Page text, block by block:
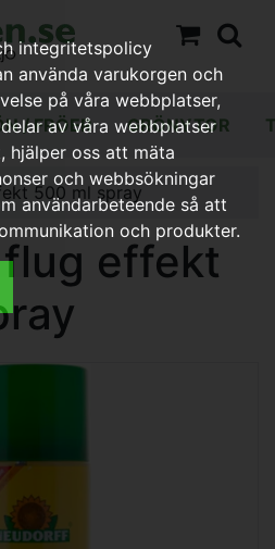
/ FRÖER GRÖNYTOR
500 ml spray
effekt
integritetspolicy
använda varukorgen och
på våra webbplatser,
av våra webbplatser
hjälper oss att mäta
och webbsökningar
användarbeteende så att
och produkter.